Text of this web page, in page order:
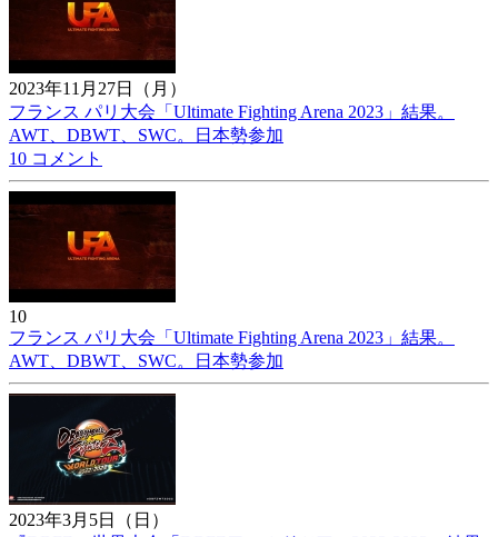
2023年11月27日（月）
フランス パリ大会「Ultimate Fighting Arena 2023」結果。
AWT、DBWT、SWC。日本勢参加
10 コメント
10
フランス パリ大会「Ultimate Fighting Arena 2023」結果。
AWT、DBWT、SWC。日本勢参加
2023年3月5日（日）